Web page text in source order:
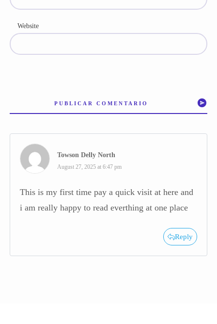
Website
PUBLICAR COMENTARIO
Towson Delly North
August 27, 2025 at 6:47 pm
This is my first time pay a quick visit at here and
i am really happy to read everthing at one place
Reply